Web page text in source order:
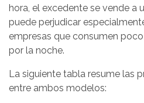
hora, el excedente se vende a
puede perjudicar
empresas que consumen
por la noche.
La siguiente tabla resume las
entre ambos modelos: